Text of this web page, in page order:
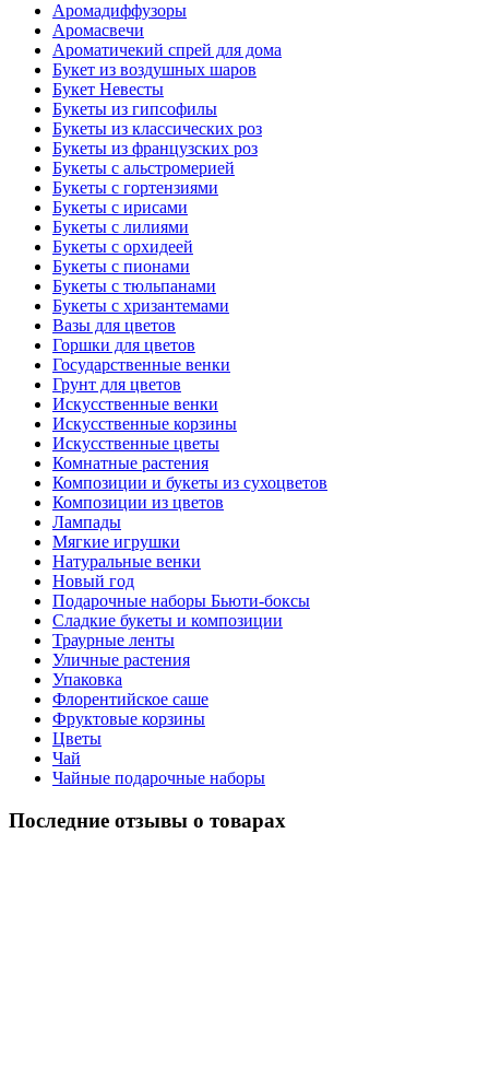
Аромадиффузоры
Аромасвечи
Ароматичекий спрей для дома
Букет из воздушных шаров
Букет Невесты
Букеты из гипсофилы
Букеты из классических роз
Букеты из французских роз
Букеты с альстромерией
Букеты с гортензиями
Букеты с ирисами
Букеты с лилиями
Букеты с орхидеей
Букеты с пионами
Букеты с тюльпанами
Букеты с хризантемами
Вазы для цветов
Горшки для цветов
Государственные венки
Грунт для цветов
Искусственные венки
Искусственные корзины
Искусственные цветы
Комнатные растения
Композиции и букеты из сухоцветов
Композиции из цветов
Лампады
Мягкие игрушки
Натуральные венки
Новый год
Подарочные наборы Бьюти-боксы
Сладкие букеты и композиции
Траурные ленты
Уличные растения
Упаковка
Флорентийское саше
Фруктовые корзины
Цветы
Чай
Чайные подарочные наборы
Последние отзывы о товарах